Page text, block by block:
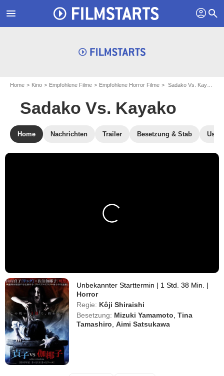
menu profil search
Home Kino Empfohlene Filme Empfohlene Horror Filme Sadako Vs. Kayako
Sadako Vs. Kayako
Home Nachrichten Trailer Besetzung & Stab
Unbekannter Starttermin | 1 Std. 38 Min. |
Horror
Regie: Kôji Shiraishi
Besetzung: Mizuki Yamamoto ,Tina
Tamashiro ,Aimi Satsukawa